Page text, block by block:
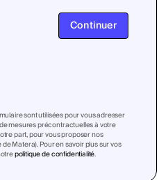
Continuer
sont utilisées pour vous adresser
mesures précontractuelles à votre
part, pour vous proposer nos
Matera). Pour en savoir plus sur vos
politique de confidentialité.